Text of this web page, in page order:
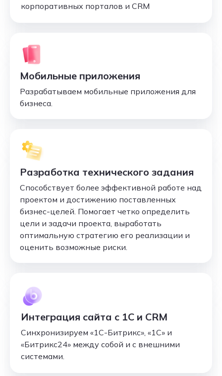
корпоративных порталов и CRM
Мобильные приложения
Разрабатываем мобильные приложения для
бизнеса.
Разработка технического задания
Способствует более эффективной работе над
проектом и достижению поставленных
бизнес-целей. Помогает четко определить
цели и задачи проекта, выработать
оптимальную стратегию его реализации и
оценить возможные риски.
Интеграция сайта с 1С и CRM
Синхронизируем «1С-Битрикс», «1С» и
«Битрикс24» между собой и с внешними
системами.